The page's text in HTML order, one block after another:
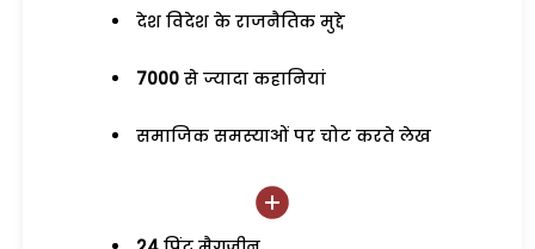
देश विदेश के राजनैतिक मुद्दे
7000 से ज्यादा कहानियां
समाजिक समस्याओं पर चोट करते लेख